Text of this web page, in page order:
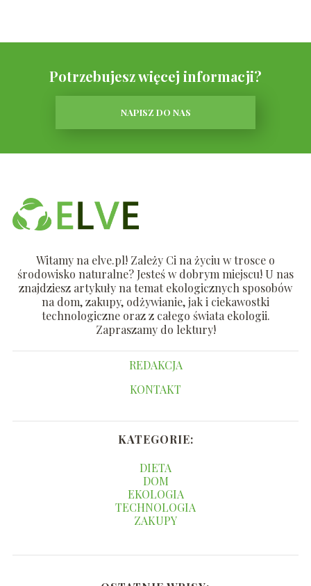
Potrzebujesz więcej informacji?
NAPISZ DO NAS
Witamy na elve.pl! Zależy Ci na życiu w trosce o
środowisko naturalne? Jesteś w dobrym miejscu! U nas
znajdziesz artykuły na temat ekologicznych sposobów
na dom, zakupy, odżywianie, jak i ciekawostki
technologiczne oraz z całego świata ekologii.
Zapraszamy do lektury!
REDAKCJA
KONTAKT
KATEGORIE:
DIETA
DOM
EKOLOGIA
TECHNOLOGIA
ZAKUPY